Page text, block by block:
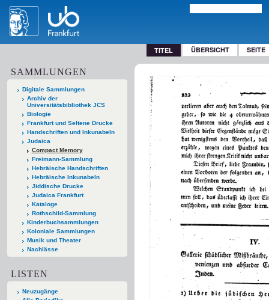
TITEL ÜBERSICHT SEITE
SAMMLUNGEN
Digitale Sammlungen
Archiv der
Universitätsbibliothek JCS
Biologie
Frankfurt und Seltene Drucke
Handschriften und Inkunabeln
Judaica
Compact Memory
Freimann-Sammlung
Hebräische Handschriften
Hebräische Inkunabeln
Jiddische Drucke
Judaica Frankfurt
Kataloge
Rothschild-Sammlung
Kinderbuchsammlungen
Koloniale Sammlungen
Musik und Theater
Nachlässe
LISTEN
Neuzugänge